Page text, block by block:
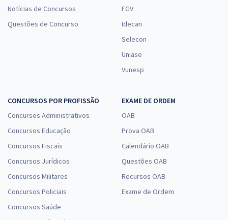
Notícias de Concursos
Questões de Concurso
FGV
Idecan
Selecon
Uniase
Vunesp
CONCURSOS POR PROFISSÃO
Concursos Administrativos
Concursos Educação
Concursos Fiscais
Concursos Jurídicos
Concursos Militares
Concursos Policiais
Concursos Saúde
EXAME DE ORDEM
OAB
Prova OAB
Calendário OAB
Questões OAB
Recursos OAB
Exame de Ordem